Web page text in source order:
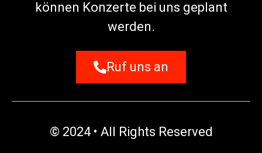
können Konzerte bei uns geplant
werden.
Ruf uns an
© 2024 • All Rights Reserved